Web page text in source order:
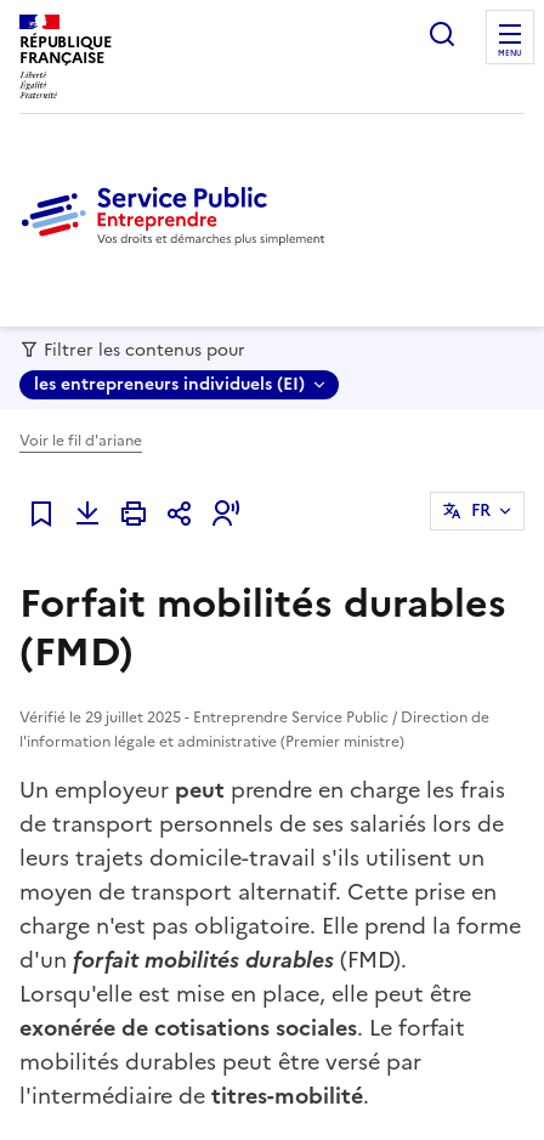
RÉPUBLIQUE
FRANÇAISE MENU
Filtrer les contenus pour
les entrepreneurs individuels (EI)
Voir le fil d'ariane
Ajouter à mes favoris
FR
Forfait mobilités durables
(FMD)
Vérifié le 29 juillet 2025 - Entreprendre Service Public / Direction de
l'information légale et administrative (Premier ministre)
Un employeur peut prendre en charge les frais
de transport personnels de ses salariés lors de
leurs trajets domicile-travail s'ils utilisent un
moyen de transport alternatif. Cette prise en
charge n'est pas obligatoire. Elle prend la forme
d'un forfait mobilités durables(FMD).
Lorsqu'elle est mise en place, elle peut être
exonérée de cotisations sociales. Le forfait
mobilités durables peut être versé par
l'intermédiaire detitres-mobilité.